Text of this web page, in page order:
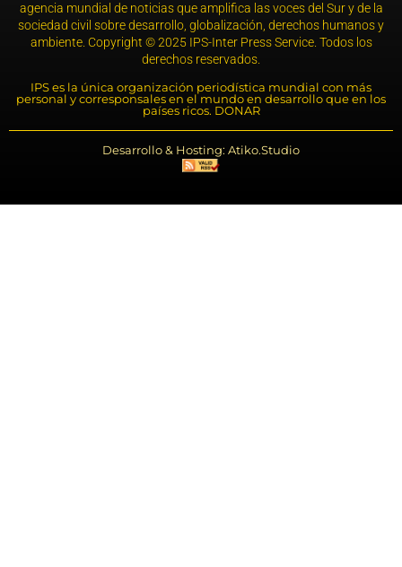
agencia mundial de noticias que amplifica las voces del Sur y de la
sociedad civil sobre desarrollo, globalización, derechos humanos y
ambiente. Copyright © 2025 IPS-Inter Press Service. Todos los
derechos reservados.
IPS es la única organización periodística mundial con más
personal y corresponsales en el mundo en desarrollo que en los
países ricos. DONAR
Desarrollo & Hosting: Atiko.Studio